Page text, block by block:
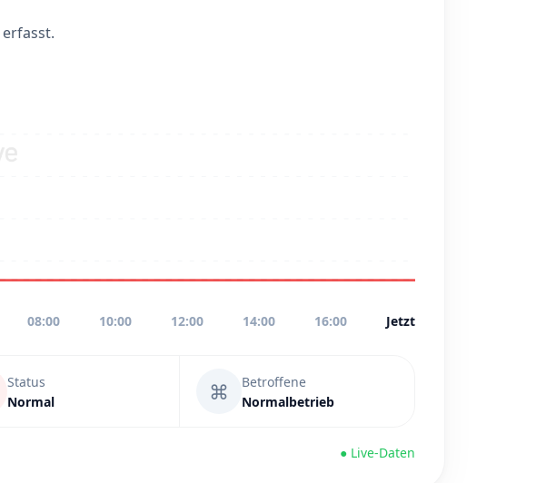
erfasst.
08:00 10:00 12:00 14:00 16:00 Jetzt
Status
Normal
⌘
Betroffene
Normalbetrieb
● Live-Daten